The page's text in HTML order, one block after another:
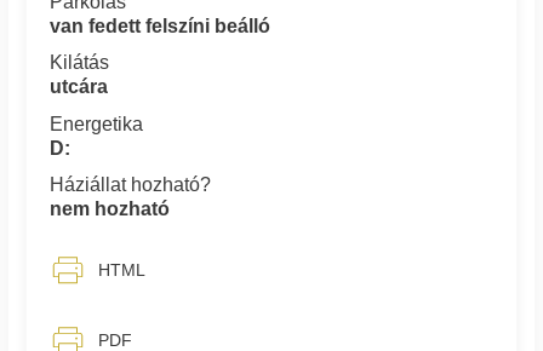
van fedett felszíni beálló
Kilátás
utcára
Energetika
D:
Háziállat hozható?
nem hozható
HTML
PDF